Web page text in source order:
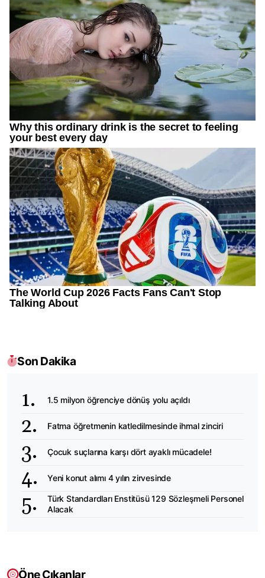
Son Dakika
1.5 milyon öğrenciye dönüş yolu açıldı
Fatma öğretmenin katledilmesinde ihmal zinciri
Çocuk suçlarına karşı dört ayaklı mücadele!
Yeni konut alımı 4 yılın zirvesinde
Türk Standardları Enstitüsü 129 Sözleşmeli Personel
Alacak
Öne Çıkanlar